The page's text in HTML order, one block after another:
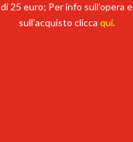
di 25 euro; Per info sull’opera e
sull’acquisto clicca qui.